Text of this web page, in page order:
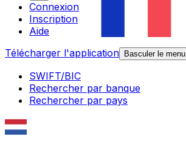
Connexion
Inscription
Aide
Télécharger l'application
Basculer le menu
SWIFT/BIC
Rechercher par banque
Rechercher par pays